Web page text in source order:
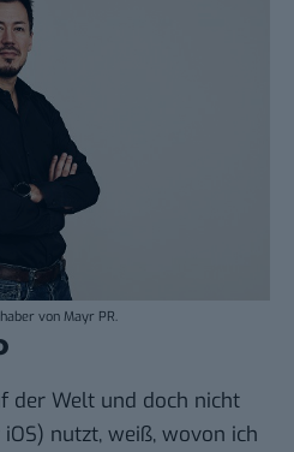
von Mayr PR.
der Welt und doch nicht
iOS) nutzt, weiß, wovon ich